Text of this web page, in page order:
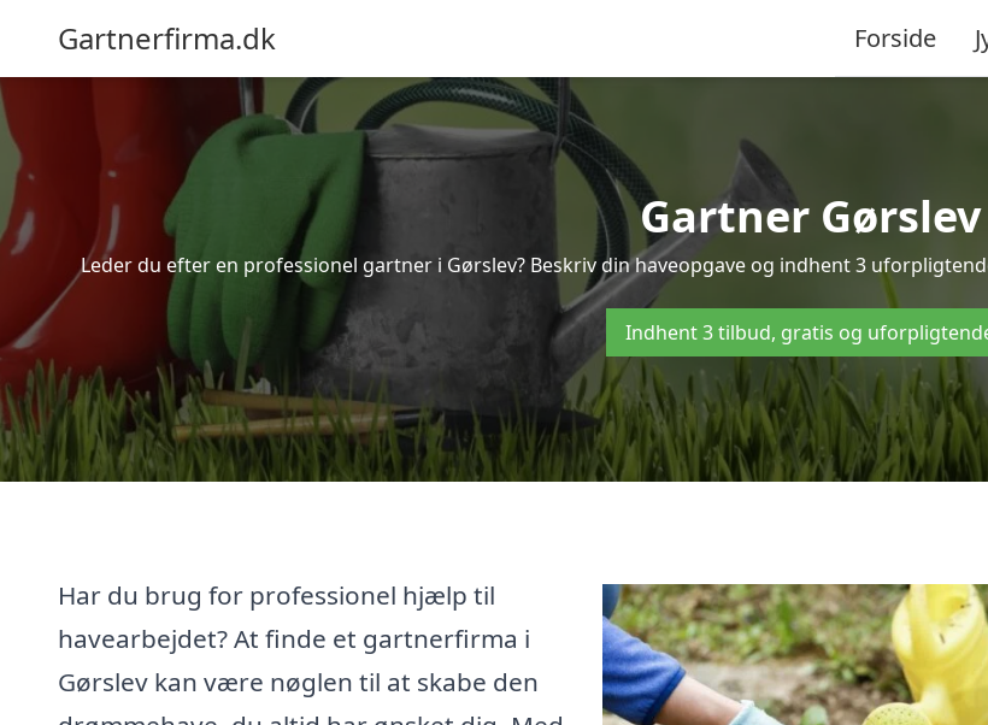
Gartnerfirma.dk Forside
Gartner Gørslev
Leder du efter en professionel gartner i Gørslev? Beskriv din haveopgave og indhent 3
Indhent 3 tilbud, gratis og
Har du brug for professionel hjælp til
havearbejdet? At finde et gartnerfirma i
Gørslev kan være nøglen til at skabe den